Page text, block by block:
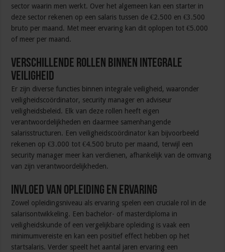
sector waarin men werkt. Over het algemeen kan een starter in
deze sector rekenen op een salaris tussen de €2.500 en €3.500
bruto per maand. Met meer ervaring kan dit oplopen tot €5.000
of meer per maand.
Verschillende rollen binnen integrale
veiligheid
Er zijn diverse functies binnen integrale veiligheid, waaronder
veiligheidscoördinator, security manager en adviseur
veiligheidsbeleid. Elk van deze rollen heeft eigen
verantwoordelijkheden en daarmee samenhangende
salarisstructuren. Een veiligheidscoördinator kan bijvoorbeeld
rekenen op €3.000 tot €4.500 bruto per maand, terwijl een
security manager meer kan verdienen, afhankelijk van de omvang
van zijn verantwoordelijkheden.
Invloed van opleiding en ervaring
Zowel opleidingsniveau als ervaring spelen een cruciale rol in de
salarisontwikkeling. Een bachelor- of masterdiploma in
veiligheidskunde of een vergelijkbare opleiding is vaak een
minimumvereiste en kan een positief effect hebben op het
startsalaris. Verder speelt het aantal jaren ervaring een